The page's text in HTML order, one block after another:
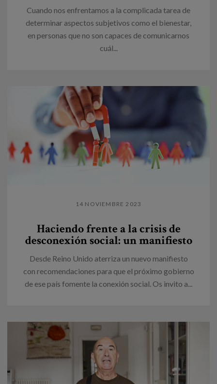
Cuando nos enfrentamos a la complicada tarea de
determinar aspectos subjetivos como el bienestar,
en personas que no son capaces de comunicarnos
cuál...
14 NOVIEMBRE 2023
Haciendo frente a la crisis de
desconexión social: un manifiesto
Desde Reino Unido aterriza un nuevo manifiesto
con recomendaciones para que el próximo gobierno
de ese país fomente la conexión social. Os invito a...